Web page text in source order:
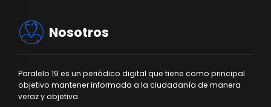
Nosotros
Paralelo 19 es un periódico digital que tiene como principal
objetivo mantener informada a la ciudadanía de manera
veraz y objetiva.